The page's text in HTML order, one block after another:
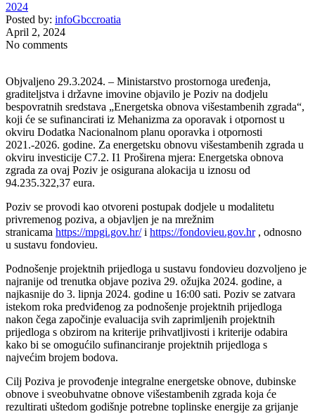
2024
Posted by: infoGbccroatia
April 2, 2024
No comments
Objvaljeno 29.3.2024. – Ministarstvo prostornoga uređenja,
graditeljstva i državne imovine objavilo je Poziv na dodjelu
bespovratnih sredstava „Energetska obnova višestambenih zgrada“,
koji će se sufinancirati iz Mehanizma za oporavak i otpornost u
okviru Dodatka Nacionalnom planu oporavka i otpornosti
2021.-2026. godine. Za energetsku obnovu višestambenih zgrada u
okviru investicije C7.2. I1 Proširena mjera: Energetska obnova
zgrada za ovaj Poziv je osigurana alokacija u iznosu od
94.235.322,37 eura.
Poziv se provodi kao otvoreni postupak dodjele u modalitetu
privremenog poziva, a objavljen je na mrežnim
stranicama https://mpgi.gov.hr/i https://fondovieu.gov.hr, odnosno
u sustavu fondovieu.
Podnošenje projektnih prijedloga u sustavu fondovieu dozvoljeno je
najranije od trenutka objave poziva 29. ožujka 2024. godine, a
najkasnije do 3. lipnja 2024. godine u 16:00 sati. Poziv se zatvara
istekom roka predviđenog za podnošenje projektnih prijedloga
nakon čega započinje evaluacija svih zaprimljenih projektnih
prijedloga s obzirom na kriterije prihvatljivosti i kriterije odabira
kako bi se omogućilo sufinanciranje projektnih prijedloga s
najvećim brojem bodova.
Cilj Poziva je provođenje integralne energetske obnove, dubinske
obnove i sveobuhvatne obnove višestambenih zgrada koja će
rezultirati uštedom godišnje potrebne toplinske energije za grijanje